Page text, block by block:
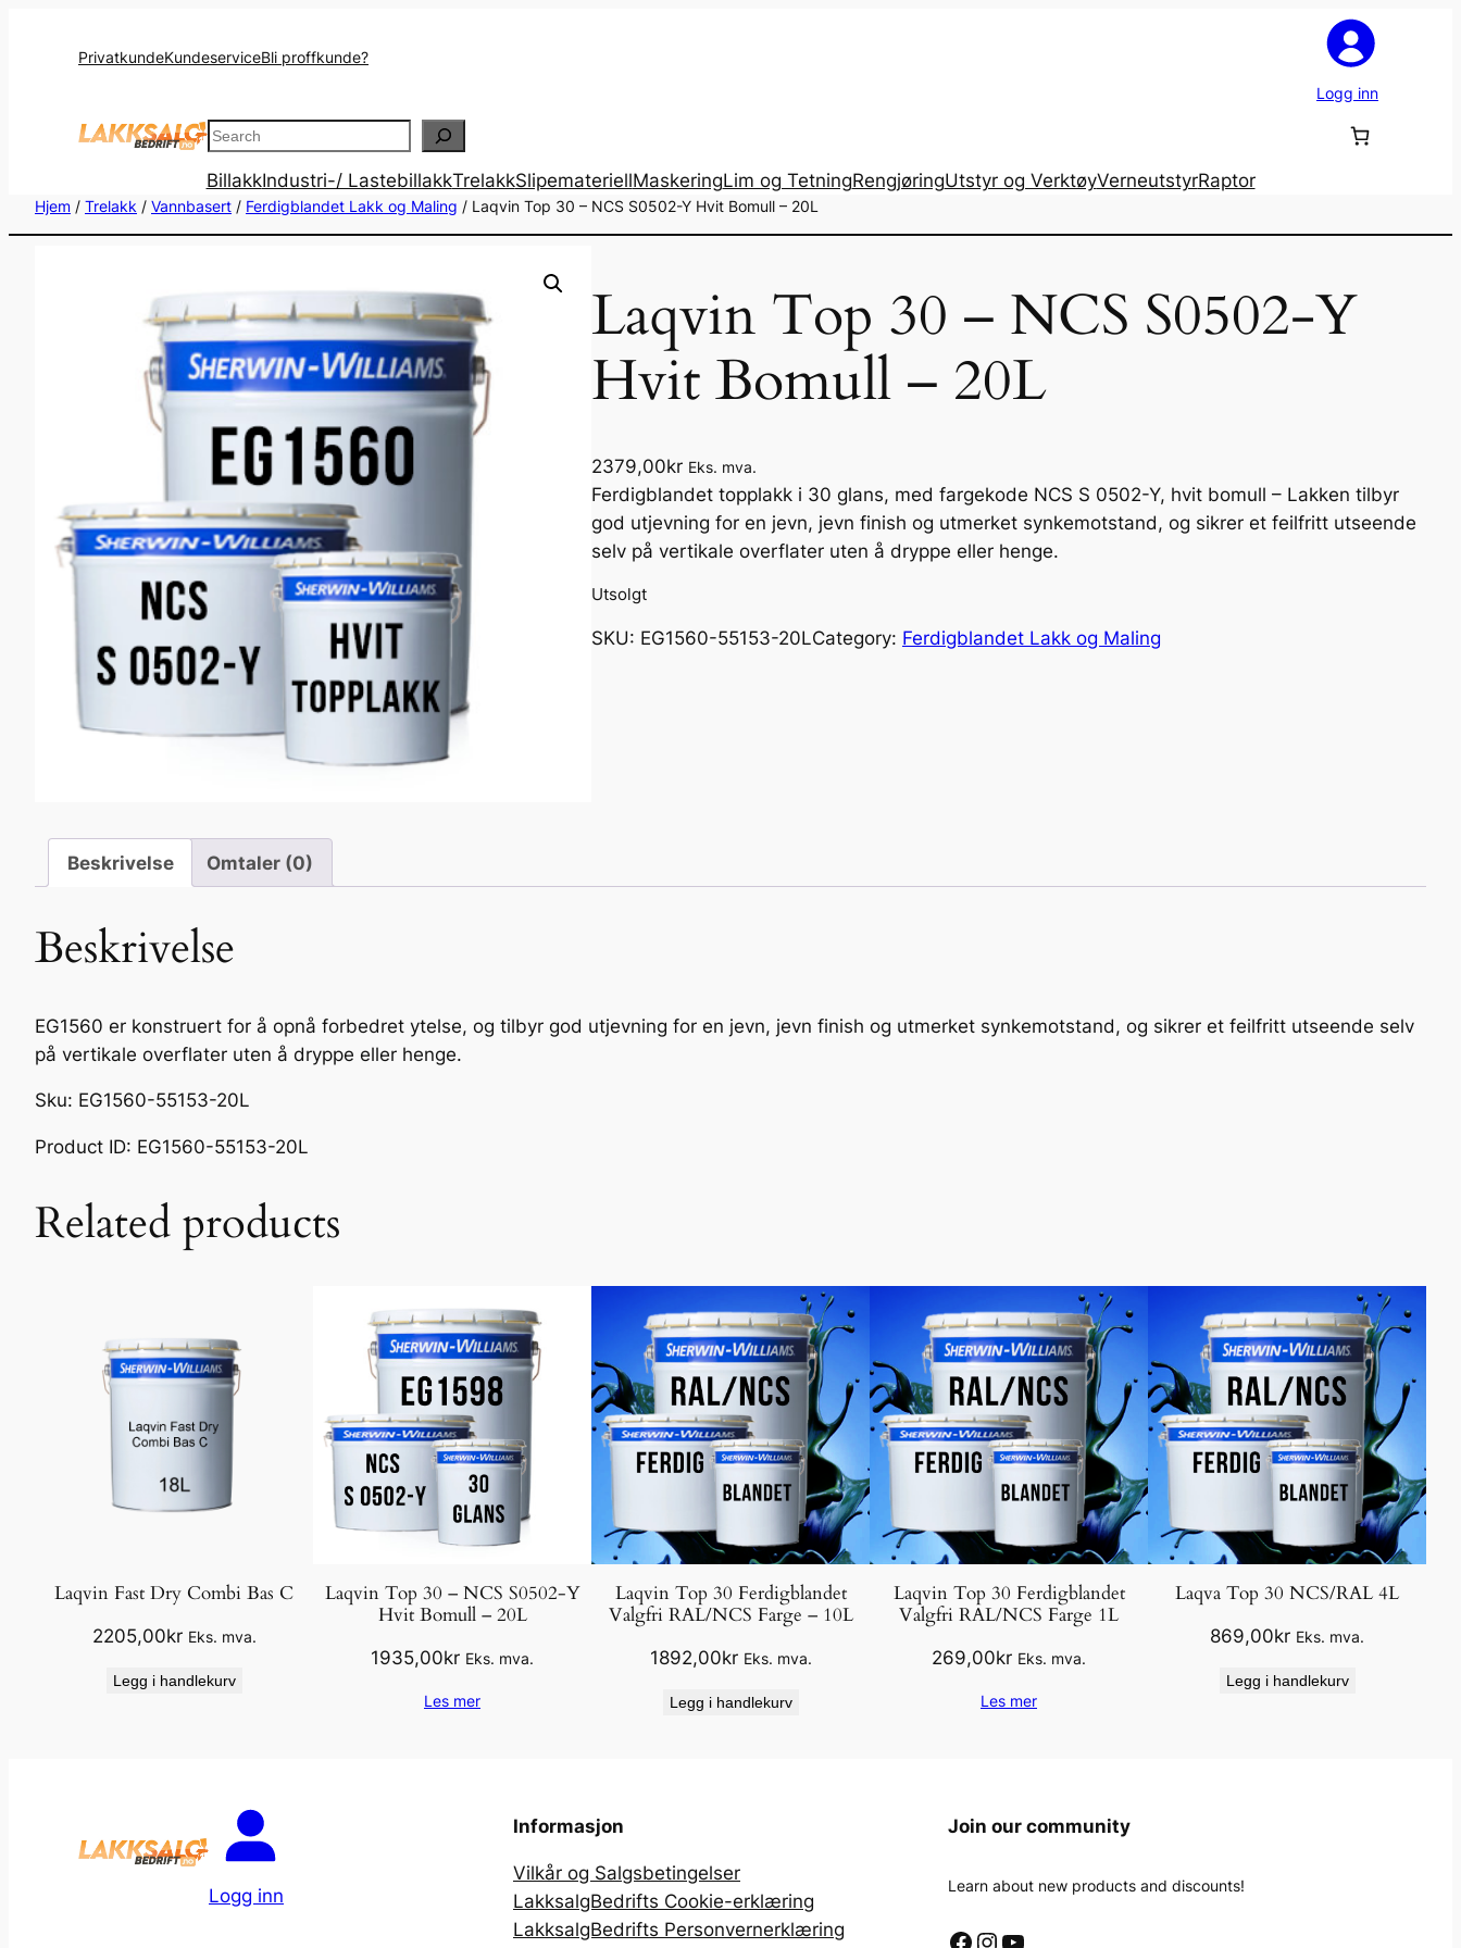
PrivatkundeKundeserviceBli proffkunde?
Logg inn
Search
BillakkIndustri-/ LastebillakkTrelakkSlipemateriellMaskeringLim og TetningRengjøringUtstyr og VerktøyVerneutstyrRaptor
Hjem / Trelakk / Vannbasert / Ferdigblandet Lakk og Maling / Laqvin Top 30 – NCS S0502-Y Hvit Bomull – 20L
Laqvin Top 30 – NCS S0502-Y
Hvit Bomull – 20L
2379,00kr Eks. mva.
Ferdigblandet topplakk i 30 glans, med fargekode NCS S 0502-Y, hvit bomull – Lakken tilbyr
god utjevning for en jevn, jevn finish og utmerket synkemotstand, og sikrer et feilfritt utseende
selv på vertikale overflater uten å dryppe eller henge.
Utsolgt
SKU: EG1560-55153-20LCategory: Ferdigblandet Lakk og Maling
Beskrivelse Omtaler (0)
Beskrivelse
EG1560 er konstruert for å opnå forbedret ytelse, og tilbyr god utjevning for en jevn, jevn finish og utmerket synkemotstand, og sikrer et feilfritt utseende selv
på vertikale overflater uten å dryppe eller henge.
Sku: EG1560-55153-20L
Product ID: EG1560-55153-20L
Related products
Laqvin Fast Dry Combi Bas C
2205,00kr Eks. mva.
Legg i handlekurv
Laqvin Top 30 – NCS S0502-Y
Hvit Bomull – 20L
1935,00kr Eks. mva.
Les mer
Laqvin Top 30 Ferdigblandet
Valgfri RAL/NCS Farge – 10L
1892,00kr Eks. mva.
Legg i handlekurv
Laqvin Top 30 Ferdigblandet
Valgfri RAL/NCS Farge 1L
269,00kr Eks. mva.
Les mer
Laqva Top 30 NCS/RAL 4L
869,00kr Eks. mva.
Legg i handlekurv
Logg inn
Informasjon
Vilkår og Salgsbetingelser
LakksalgBedrifts Cookie-erklæring
LakksalgBedrifts Personvernerklæring
Join our community
Learn about new products and discounts!
Facebook Instagram YouTube